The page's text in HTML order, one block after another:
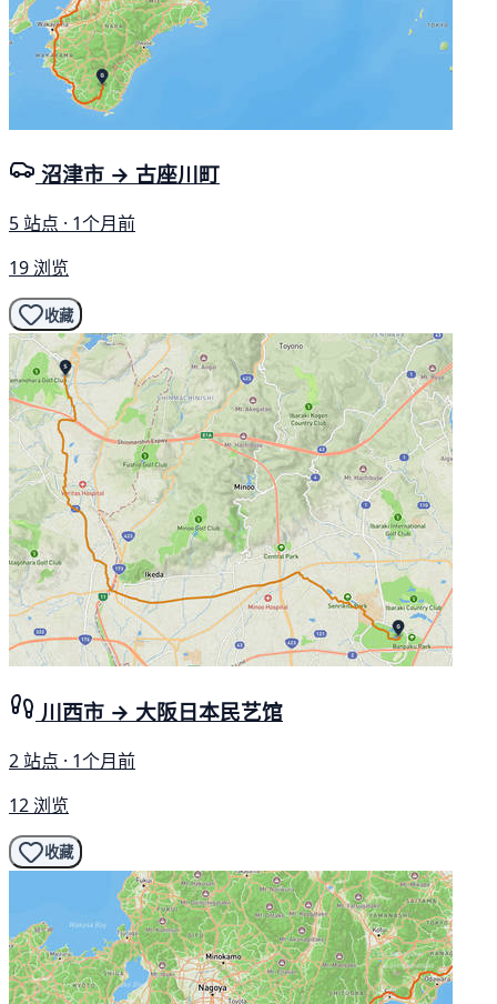
沼津市 → 古座川町
5 站点 · 1个月前
19 浏览
收藏
川西市 → 大阪日本民艺馆
2 站点 · 1个月前
12 浏览
收藏